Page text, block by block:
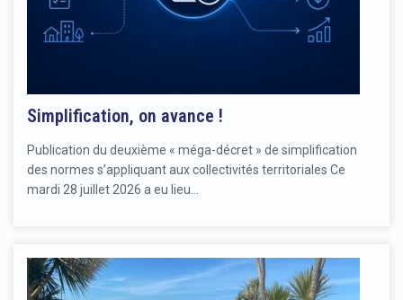
Simplification, on avance !
Publication du deuxième « méga-décret » de simplification
des normes s’appliquant aux collectivités territoriales Ce
mardi 28 juillet 2026 a eu lieu…